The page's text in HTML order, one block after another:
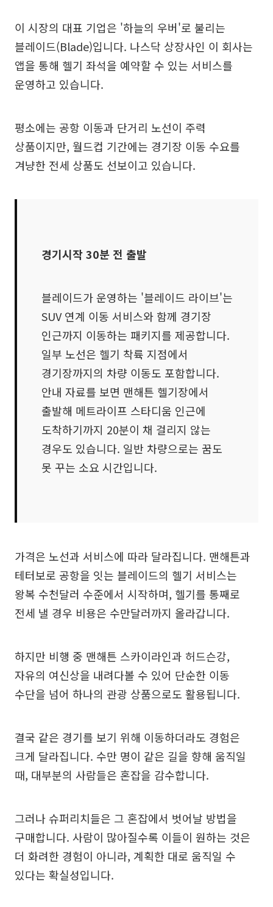
이 시장의 대표 기업은 '하늘의 우버'로 불리는
블레이드(Blade)입니다. 나스닥 상장사인 이 회사는
앱을 통해 헬기 좌석을 예약할 수 있는 서비스를
운영하고 있습니다.
평소에는 공항 이동과 단거리 노선이 주력
상품이지만, 월드컵 기간에는 경기장 이동 수요를
겨냥한 전세 상품도 선보이고 있습니다.
경기시작 30분 전 출발
블레이드가 운영하는 '블레이드 라이브'는
SUV 연계 이동 서비스와 함께 경기장
인근까지 이동하는 패키지를 제공합니다.
일부 노선은 헬기 착륙 지점에서
경기장까지의 차량 이동도 포함합니다.
안내 자료를 보면 맨해튼 헬기장에서
출발해 메트라이프 스타디움 인근에
도착하기까지 20분이 채 걸리지 않는
경우도 있습니다. 일반 차량으로는 꿈도
못 꾸는 소요 시간입니다.
가격은 노선과 서비스에 따라 달라집니다. 맨해튼과
테터보로 공항을 잇는 블레이드의 헬기 서비스는
왕복 수천달러 수준에서 시작하며, 헬기를 통째로
전세 낼 경우 비용은 수만달러까지 올라갑니다.
하지만 비행 중 맨해튼 스카이라인과 허드슨강,
자유의 여신상을 내려다볼 수 있어 단순한 이동
수단을 넘어 하나의 관광 상품으로도 활용됩니다.
결국 같은 경기를 보기 위해 이동하더라도 경험은
크게 달라집니다. 수만 명이 같은 길을 향해 움직일
때, 대부분의 사람들은 혼잡을 감수합니다.
그러나 슈퍼리치들은 그 혼잡에서 벗어날 방법을
구매합니다. 사람이 많아질수록 이들이 원하는 것은
더 화려한 경험이 아니라, 계획한 대로 움직일 수
있다는 확실성입니다.